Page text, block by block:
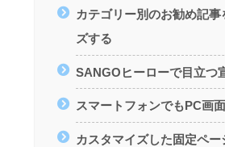
カテゴリー別のお勧め記事
ズする
SANGOヒーローで目立つ
スマートフォンでもPC画
カスタマイズした固定ペ